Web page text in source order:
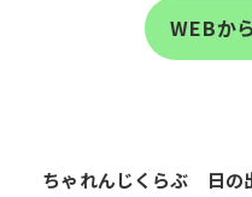
WEBか
ちゃれんじくらぶ 日の